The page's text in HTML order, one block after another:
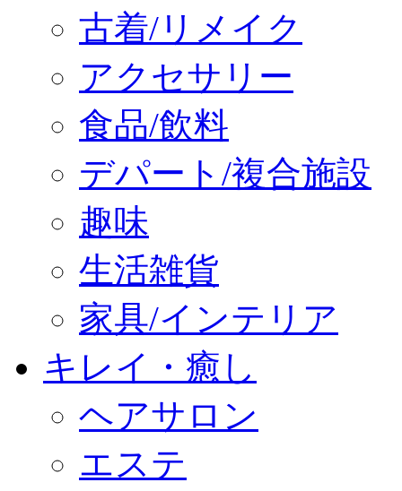
古着/リメイク
アクセサリー
食品/飲料
デパート/複合施設
趣味
生活雑貨
家具/インテリア
キレイ・癒し
ヘアサロン
エステ